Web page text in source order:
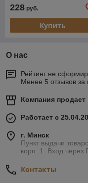
228 руб.
Купить
О нас
Рейтинг не
Менее 5 отзывов за
Компания продает
Работает с
г. Минск
Пункт выдачи
корп. 1. Вход
Контакты